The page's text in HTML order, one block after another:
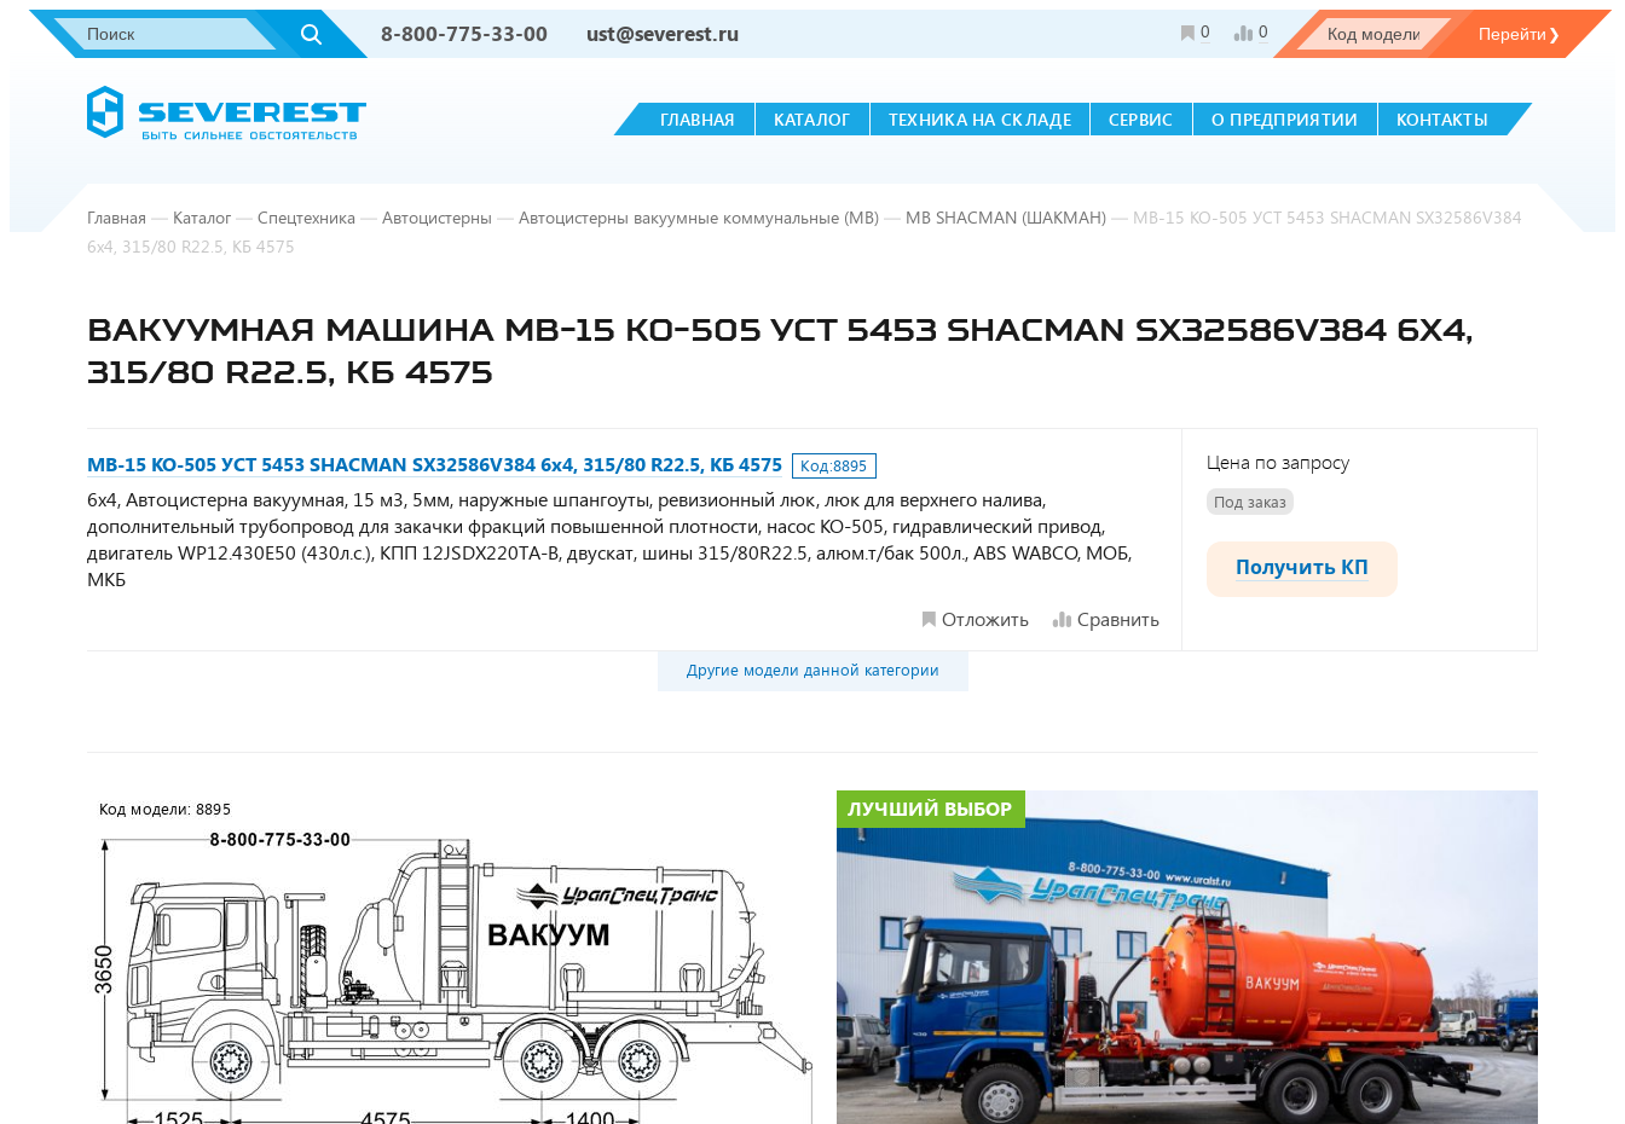
8-800-775-33-00 ust@severest.ru 0 0
ГЛАВНАЯ КАТАЛОГ ТЕХНИКА НА СКЛАДЕ СЕРВИС О ПРЕДПРИЯТИИ КОНТАКТЫ
Главная — Каталог — Спецтехника — Автоцистерны — Автоцистерны вакуумные коммунальные (МВ) — МВ SHACMAN (ШАКМАН) — МВ-15 КО-505 УСТ 5453 SHACMAN SX32586V384
6х4, 315/80 R22.5, КБ 4575
ВАКУУМНАЯ МАШИНА МВ-15 КО-505 УСТ 5453 SHACMAN SX32586V384 6Х4,
315/80 R22.5, КБ 4575
МВ-15 КО-505 УСТ 5453 SHACMAN SX32586V384 6х4, 315/80 R22.5, КБ 4575 Код:8895
6х4, Автоцистерна вакуумная, 15 м3, 5мм, наружные шпангоуты, ревизионный люк, люк для верхнего налива,
дополнительный трубопровод для закачки фракций повышенной плотности, насос КО-505, гидравлический привод,
двигатель WP12.430E50 (430л.с.), КПП 12JSDX220ТA-B, двускат, шины 315/80R22.5, алюм.т/бак 500л., ABS WABCO, МОБ,
МКБ
Отложить
Сравнить
Цена по запросу
Под заказ
Получить КП
Другие модели данной категории
ЛУЧШИЙ ВЫБОР